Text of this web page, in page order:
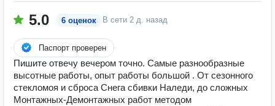
5.0 6 оценок В сети 2 д. назад
Паспорт проверен
Пишите отвечу вечером точно. Самые разнообразные
высотные работы, опыт работы большой . От сезонного
стекломоя и сброса Снега сбивки Наледи, до сложных
Монтажных-Демонтажных работ методом